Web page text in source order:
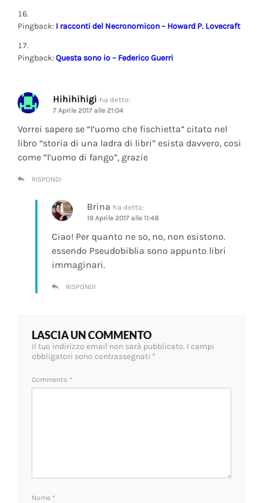
Pingback: I racconti del Necronomicon – Howard P. Lovecraft
Pingback:Questa sono io – Federico Guerri
Hihihihigi ha detto:
7 Aprile 2017 alle 21:04
Vorrei sapere se “l’uomo che fischietta” citato nel
libro “storia di una ladra di libri” esista davvero, cosi
come “l’uomo di fango”, grazie
RISPONDI
Brina ha detto:
19 Aprile 2017 alle 11:48
Ciao! Per quanto ne so, no, non esistono.
essendo Pseudobiblia sono appunto libri
immaginari.
RISPONDI
LASCIA UN COMMENTO
Il tuo indirizzo email non sarà pubblicato. I campi
obbligatori sono contrassegnati *
Commento *
Nome *